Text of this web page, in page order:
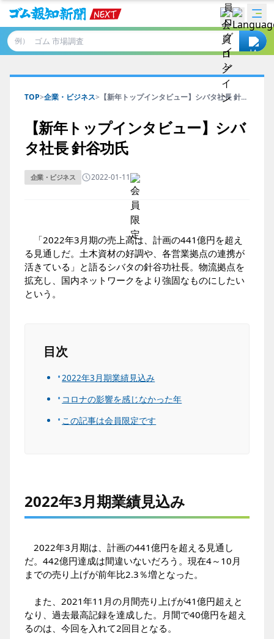
例）
TOP>企業・ビジネス> 【新年トップインタビュー】シバタ社長 針...
【新年トップインタビュー】シバ
タ社長 針谷功氏
企業・ビジネス 2022-01-11
「2022年3月期の売上高は、計画の441億円を超え
る見通しだ。土木資材の好調や、各営業拠点の連携が
活きている」と語るシバタの針谷功社長。物流拠点を
拡充し、国内ネットワークをより強固なものにしたい
という。
目次
2022年3月期業績見込み
コロナの影響を感じなかった年
この記事は会員限定です
2022年3月期業績見込み
2022年3月期は、計画の441億円を超える見通し
だ。442億円達成は間違いないだろう。現在4～10月
までの売り上げが前年比2.3％増となった。
また、2021年11月の月間売り上げが41億円超えと
なり、過去最高記録を達成した。月間で40億円を超え
るのは、今回を入れて2回目となる。